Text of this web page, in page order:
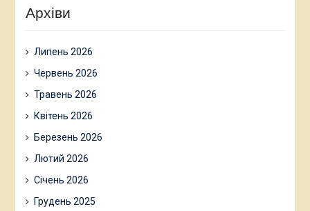
Архіви
Липень 2026
Червень 2026
Травень 2026
Квітень 2026
Березень 2026
Лютий 2026
Січень 2026
Грудень 2025